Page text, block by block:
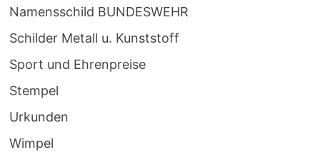
Namensschild BUNDESWEHR
Schilder Metall u. Kunststoff
Sport und Ehrenpreise
Stempel
Urkunden
Wimpel